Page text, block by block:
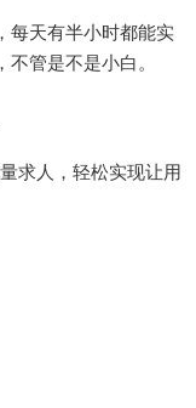
每天有半小时都能实
管是不是小白。​
求人，轻松实现让用